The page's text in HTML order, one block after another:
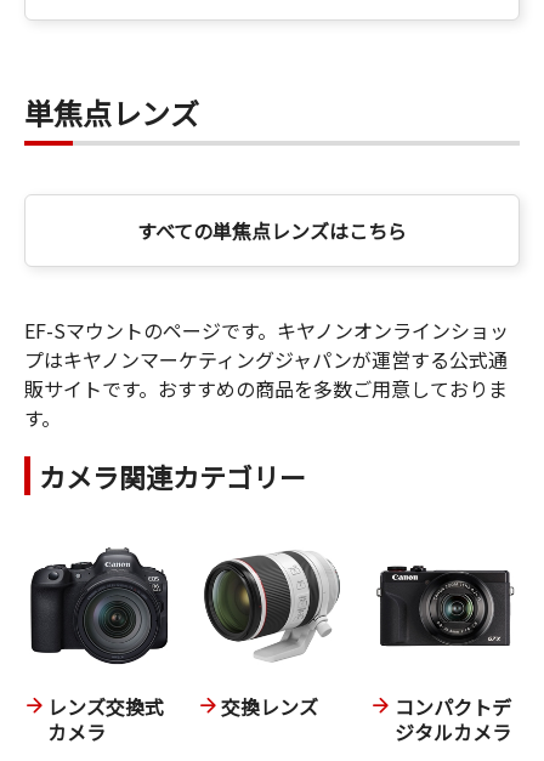
単焦点レンズ
すべての単焦点レンズはこちら
EF-Sマウントのページです。キヤノンオンラインショッ
プはキヤノンマーケティングジャパンが運営する公式通
販サイトです。おすすめの商品を多数ご用意しておりま
す。
カメラ関連カテゴリー
レンズ交換式
カメラ
交換レンズ
コンパクトデ
ジタルカメラ